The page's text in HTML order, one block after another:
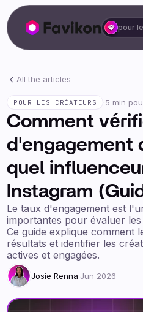
pour
All the articles
POUR LES CRÉATEURS ·5 min
Comment
d'engagement
quel
Instagram
Le taux d'engagement est
importantes pour évaluer
Ce guide explique comment
résultats et identifier les
actives et engagées.
Josie Renna·Jun 2026